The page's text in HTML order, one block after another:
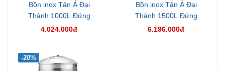
Bồn inox Tân Á Đại
Thành 1000L Đứng
4.024.000đ
Bồn inox Tân Á Đại
Thành 1500L Đứng
6.196.000đ
-20%